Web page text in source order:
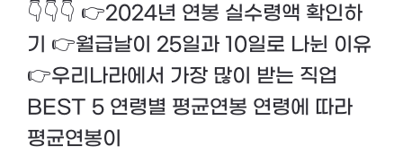
👇👇👇 👉2024년 연봉 실수령액 확인하
기 👉월급날이 25일과 10일로 나뉜 이유
👉우리나라에서 가장 많이 받는 직업
BEST 5 연령별 평균연봉 연령에 따라
평균연봉이